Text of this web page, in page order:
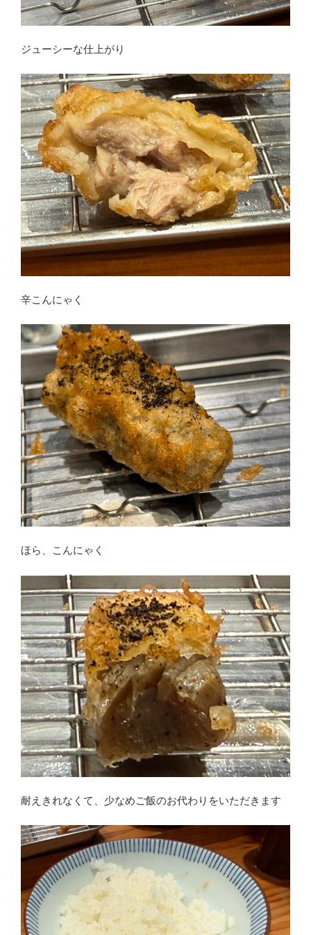
ジューシーな仕上がり
辛こんにゃく
ほら、こんにゃく
耐えきれなくて、少なめご飯のお代わりをいただきます